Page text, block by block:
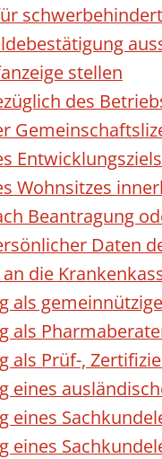
stellen
des
Wohnsitzes
Beantragung
Daten
die
als
als
als Prüf-,
eines
eines
eines